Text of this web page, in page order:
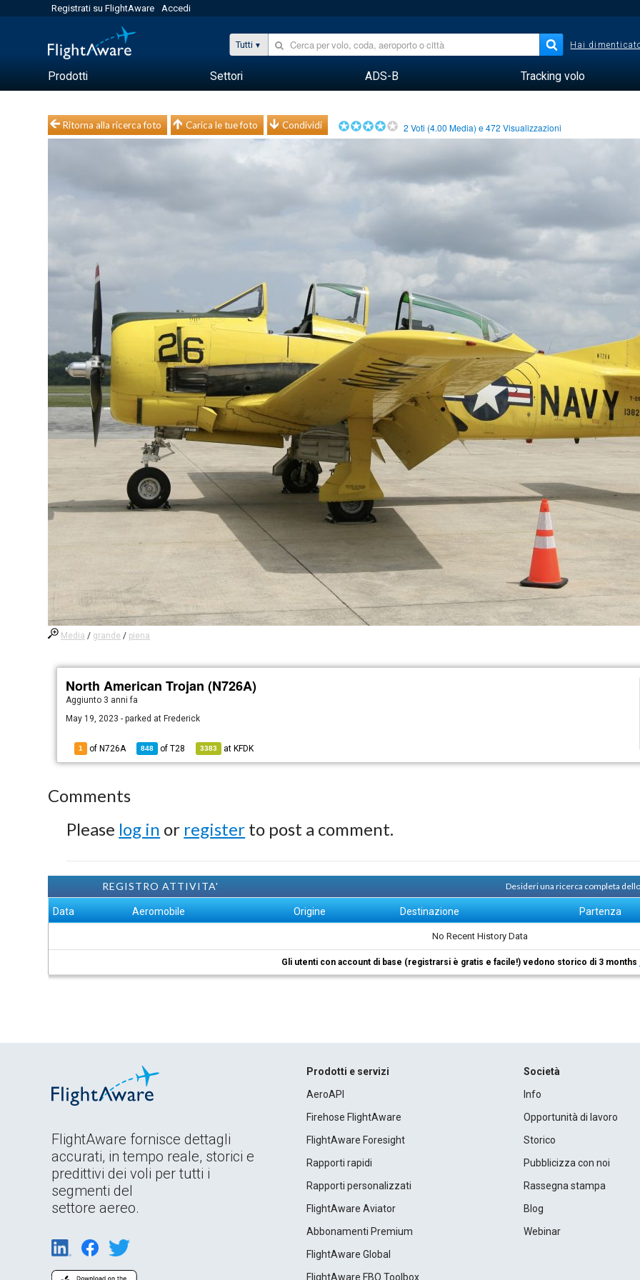
Registrati su FlightAware Accedi
Tutti Hai
Prodotti Settori ADS-B Tracking volo
Ritorna alla ricerca foto Carica le tue foto Condividi 2 Voti (4.00 Media) e472 Visualizzazioni
Media / grande / piena
North American Trojan (N726A)
Aggiunto 3 anni fa
May 19, 2023 - parked at Frederick
1 of N726A 848 ofT28 3383 at KFDK
Comments
Please log in or register to post a comment.
REGISTRO ATTIVITA' Desideri una ricerca completa
Data Aeromobile Origine Destinazione Partenza
No Recent History Data
Gli utenti con account di base (registrarsi è gratis e facile!) vedono storico di 3 months
FlightAware fornisce dettagli
accurati, in tempo reale, storici e
predittivi dei voli per tutti i
segmenti del
settore aereo.
Prodotti e servizi
AeroAPI
Firehose FlightAware
FlightAware Foresight
Rapporti rapidi
Rapporti personalizzati
FlightAware Aviator
Abbonamenti Premium
FlightAware Global
FlightAware FBO Toolbox
Società
Info
Opportunità di lavoro
Storico
Pubblicizza con noi
Rassegna stampa
Blog
Webinar